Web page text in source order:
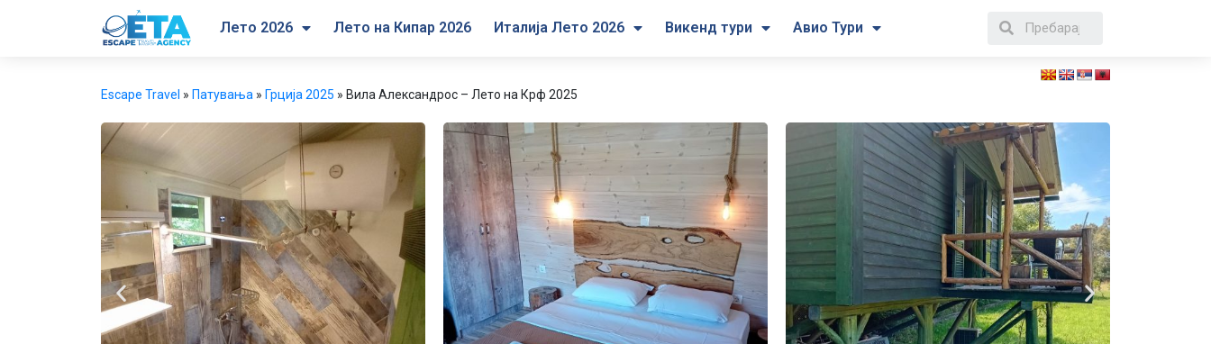
Лето 2026 Лето на Кипар 2026 Италија Лето 2026 Викенд тури Авио Тури
Escape Travel » Патувања » Грција 2025 » Вила Александрос – Лето на Крф 2025